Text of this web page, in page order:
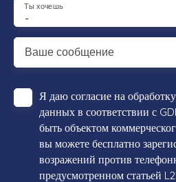
-
Ты хочешь
Ваше сообщение
Я даю согласие на
данных в соответствии с
быть объектом
вы можете бесплатно
возражений против
предусмотренном статьей